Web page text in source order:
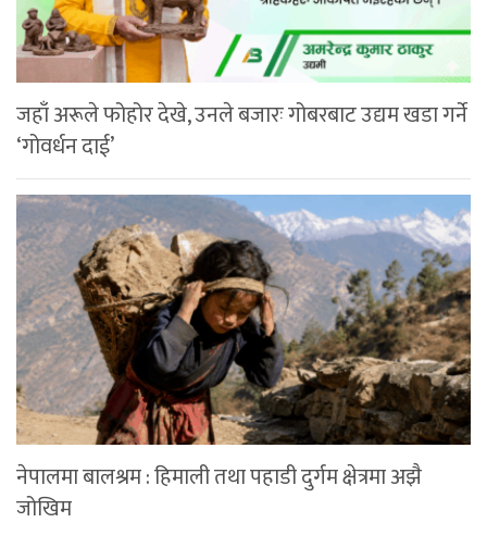
जहाँ अरूले फोहोर देखे, उनले बजारः गोबरबाट उद्यम खडा गर्ने
‘गोवर्धन दाई’
नेपालमा बालश्रम : हिमाली तथा पहाडी दुर्गम क्षेत्रमा अझै
जोखिम